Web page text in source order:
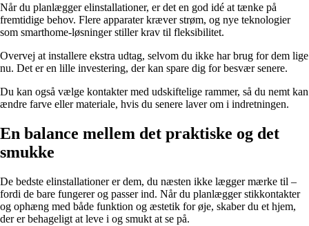
Når du planlægger elinstallationer, er det en god idé at tænke på
fremtidige behov. Flere apparater kræver strøm, og nye teknologier
som smarthome-løsninger stiller krav til fleksibilitet.
Overvej at installere ekstra udtag, selvom du ikke har brug for dem lige
nu. Det er en lille investering, der kan spare dig for besvær senere.
Du kan også vælge kontakter med udskiftelige rammer, så du nemt kan
ændre farve eller materiale, hvis du senere laver om i indretningen.
En balance mellem det praktiske og det
smukke
De bedste elinstallationer er dem, du næsten ikke lægger mærke til –
fordi de bare fungerer og passer ind. Når du planlægger stikkontakter
og ophæng med både funktion og æstetik for øje, skaber du et hjem,
der er behageligt at leve i og smukt at se på.